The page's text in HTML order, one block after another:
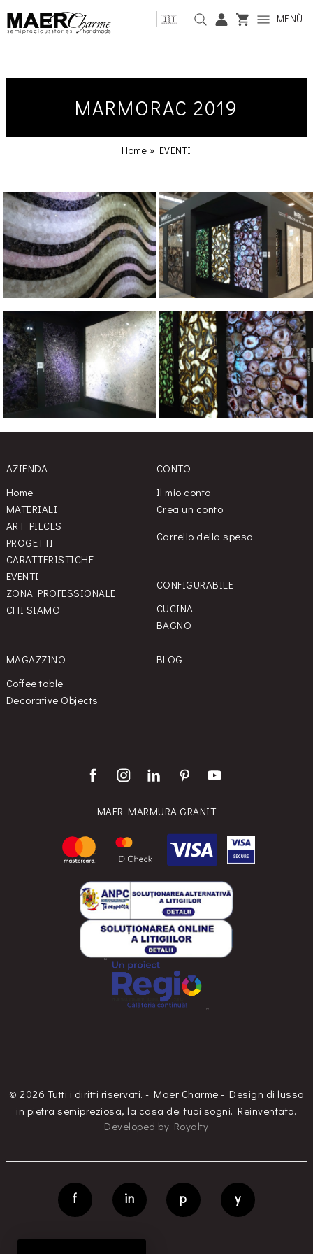
🇮🇹 MENÙ
MARMORAC 2019
Home » EVENTI
AZIENDA
Home
MATERIALI
ART PIECES
PROGETTI
CARATTERISTICHE
EVENTI
ZONA PROFESSIONALE
CHI SIAMO
CONTO
Il mio conto
Crea un conto
Carrello della spesa
CONFIGURABILE
CUCINA
BAGNO
MAGAZZINO
Coffee table
Decorative Objects
BLOG
MAER MARMURA GRANIT
© 2026 Tutti i diritti riservati. - Maer Charme - Design di lusso
in pietra semipreziosa, la casa dei tuoi sogni. Reinventato.
Developed by Royalty
f in p y